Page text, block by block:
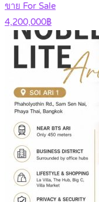
ขาย For Sale
4,200,000฿